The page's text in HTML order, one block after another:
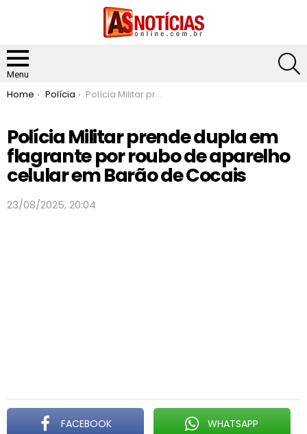
Menu
You are here:
Home Polícia Polícia Militar prende dupla em flagrante por roubo de aparelho celular em Barão de Cocais
Polícia Militar prende dupla em
flagrante por roubo de aparelho
celular em Barão de Cocais
23/08/2025, 20:04
FACEBOOK WHATSAPP